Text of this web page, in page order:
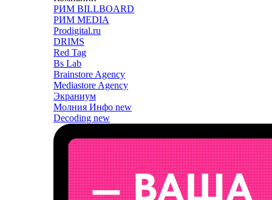
РИМ BILLBOARD
РИМ MEDIA
Prodigital.ru
DRIMS
Red Tag
Bs Lab
Brainstore Agency
Mediastore Agency
Экраниум
Молния Инфо new
Decoding new